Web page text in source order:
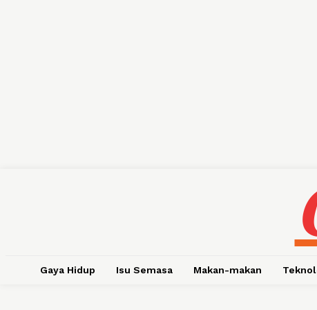
Gaya Hidup Isu Semasa Makan-makan